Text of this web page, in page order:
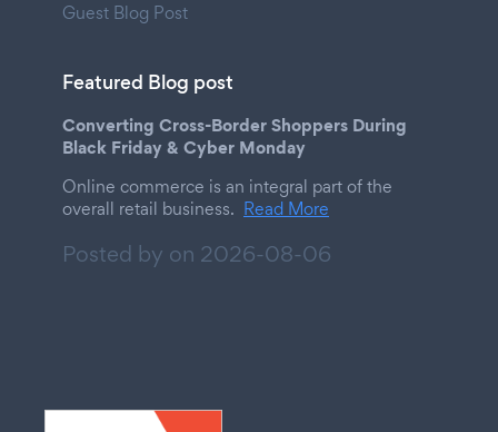
Guest Blog Post
Featured Blog post
Converting Cross-Border Shoppers During
Black Friday & Cyber Monday
Online commerce is an integral part of the
overall retail business. Read More
Posted by on 2026-08-06